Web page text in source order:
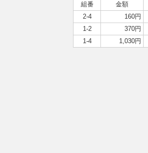
組番
金額
2-4
160円
1-2
370円
1-4
1,030円